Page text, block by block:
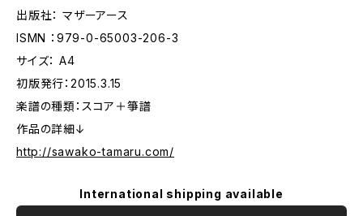
出版社： マザーアース
ISMN ：979-0-65003-206-3
サイズ： A4
初版発行：2015.3.15
楽譜の種類：スコア＋箏譜
作品の詳細↓
http://sawako-tamaru.com/
International shipping available